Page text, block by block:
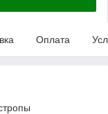
Оплата